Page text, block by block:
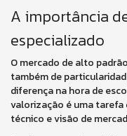
A importância
especializado
O mercado de alto
também de
diferença na hora de
valorização é uma tarefa
técnico e visão de